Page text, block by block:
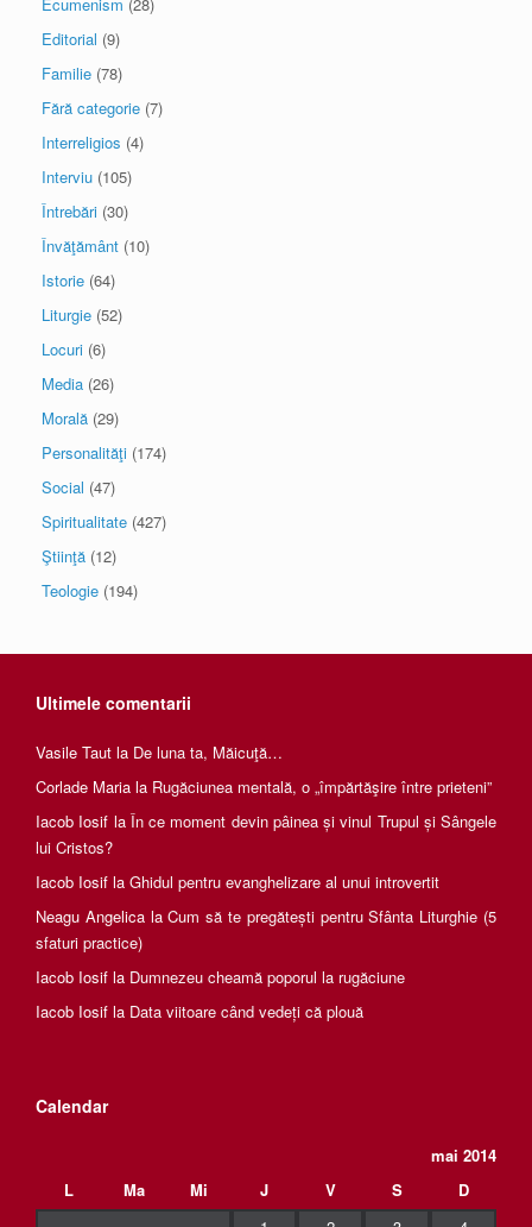
Editorial (9)
Familie (78)
Fără categorie (7)
Interreligios (4)
Interviu (105)
Întrebări (30)
Învăţământ (10)
Istorie (64)
Liturgie (52)
Locuri (6)
Media (26)
Morală (29)
Personalităţi (174)
Social (47)
Spiritualitate (427)
Ştiinţă (12)
Teologie (194)
Ultimele comentarii
Vasile Taut la De luna ta, Măicuţă…
Corlade Maria la Rugăciunea mentală, o „împărtăşire între prieteni”
Iacob Iosif la În ce moment devin pâinea și vinul Trupul și Sângele
lui Cristos?
Iacob Iosif la Ghidul pentru evanghelizare al unui introvertit
Neagu AngelicalaCum să te pregătești pentru Sfânta Liturghie (5
sfaturi practice)
Iacob Iosif la Dumnezeu cheamă poporul la rugăciune
Iacob Iosif la Data viitoare când vedeți că plouă
Calendar
mai 2014
L
Ma Mi J V S
D